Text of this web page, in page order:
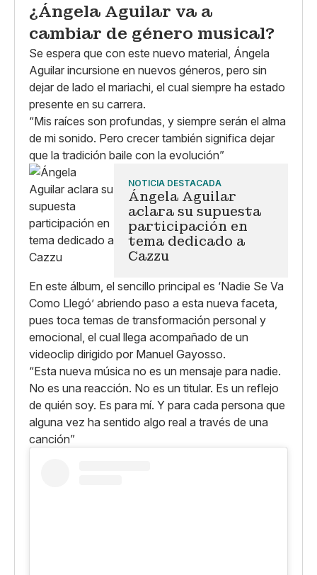
¿Ángela Aguilar va a
cambiar de género musical?
Se espera que con este nuevo material, Ángela
Aguilar incursione en nuevos géneros, pero sin
dejar de lado el mariachi, el cual siempre ha estado
presente en su carrera.
“Mis raíces son profundas, y siempre serán el alma
de mi sonido. Pero crecer también significa dejar
que la tradición baile con la evolución”
NOTICIA DESTACADA
Ángela Aguilar
aclara su supuesta
participación en
tema dedicado a
Cazzu
En este álbum, el sencillo principal es ‘Nadie Se Va
Como Llegó’ abriendo paso a esta nueva faceta,
pues toca temas de transformación personal y
emocional, el cual llega acompañado de un
videoclip dirigido por Manuel Gayosso.
“Esta nueva música no es un mensaje para nadie.
No es una reacción. No es un titular. Es un reflejo
de quién soy. Es para mí. Y para cada persona que
alguna vez ha sentido algo real a través de una
canción”